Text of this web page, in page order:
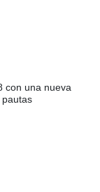
con una nueva